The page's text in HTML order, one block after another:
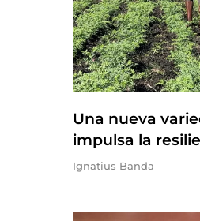
Una nueva
impulsa la
Ignatius Banda